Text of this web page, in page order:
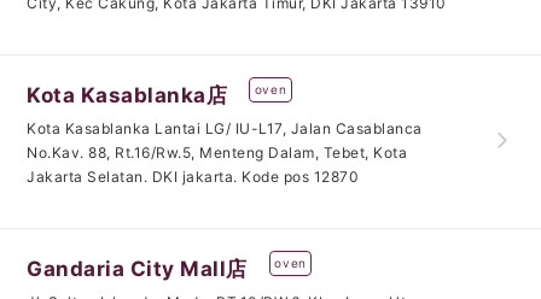
Kota Kasablanka店 oven
Kota Kasablanka Lantai LG/ IU-L17, Jalan Casablanca
No.Kav. 88, Rt.16/Rw.5, Menteng Dalam, Tebet, Kota
Jakarta Selatan. DKI jakarta. Kode pos 12870
Gandaria City Mall店 oven